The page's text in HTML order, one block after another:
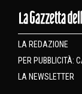
LA REDAZIONE
PER PUBBLICITÀ:
LA NEWSLETTER